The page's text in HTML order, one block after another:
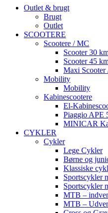
Outlet & brugt
Brugt
Outlet
SCOOTERE
Scootere / MC
Scooter 30
Scooter 45
Maxi Scooter
Mobility
Mobility
Kabinescootere
El-
Piaggio APE
MINICAR
CYKLER
Cykler
Lege Cykler
Børne og
Klassiske
Sportscykler
Sportscykler
MTB –
MTB –